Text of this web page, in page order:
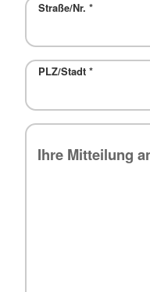
Straße/Nr. *
PLZ/Stadt *